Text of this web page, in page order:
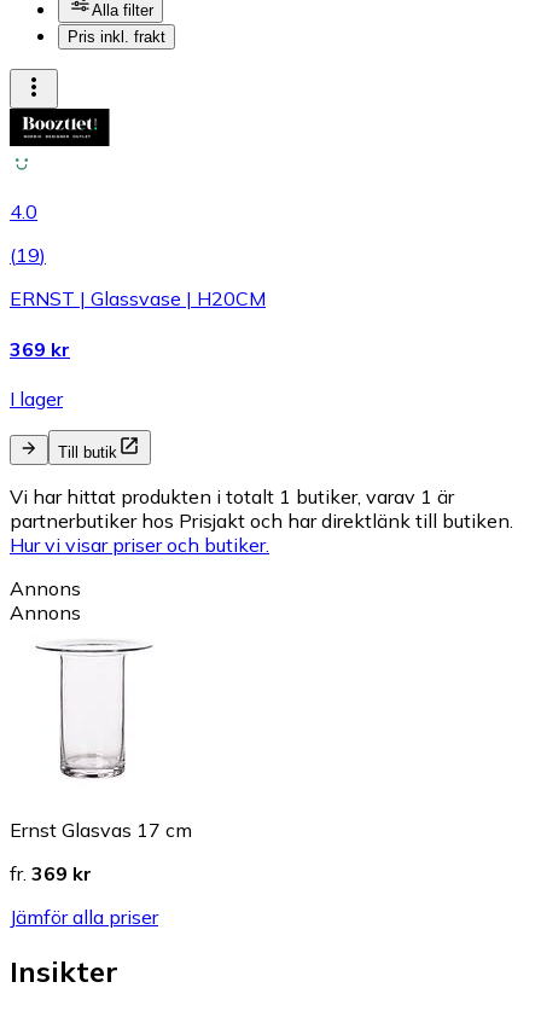
Alla filter
Pris inkl. frakt
4.0
(19)
ERNST | Glassvase | H20CM
369 kr
I lager
Till butik
Vi har hittat produkten i totalt 1 butiker, varav 1 är
partnerbutiker hos Prisjakt och har direktlänk till butiken.
Hur vi visar priser och butiker.
Annons
Annons
Ernst Glasvas 17 cm
fr. 369 kr
Jämför alla priser
Insikter